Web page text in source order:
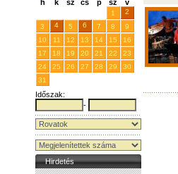
h k sz cs p sz v
1
2
3
4 5 6 7 8
9
10
11 12 13 14 15
16
17
18 19 20 21 22
23
24
25 26 27 28 29
30
31
Időszak:
-
Hirdetés